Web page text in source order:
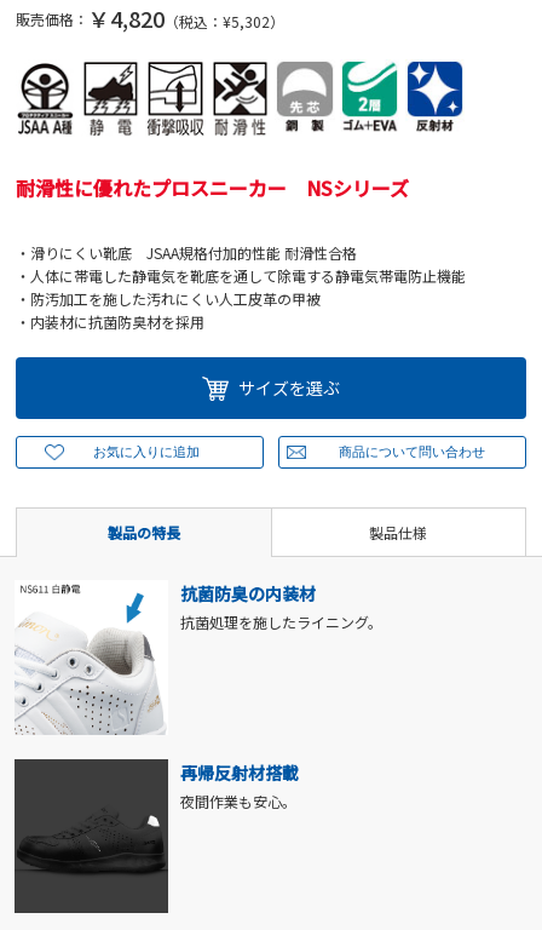
販売価格： ￥4,820 （税込：¥5,302）
耐滑性に優れたプロスニーカー NSシリーズ
・滑りにくい靴底 JSAA規格付加的性能 耐滑性合格
・人体に帯電した静電気を靴底を通して除電する静電気帯電防止機能
・防汚加工を施した汚れにくい人工皮革の甲被
・内装材に抗菌防臭材を採用
サイズを選ぶ
製品の特長 製品仕様
抗菌防臭の内装材
抗菌処理を施したライニング。
再帰反射材搭載
夜間作業も安心。